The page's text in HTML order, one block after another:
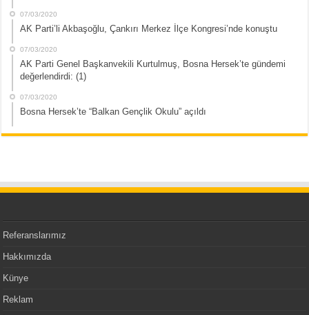
07/03/2020
AK Parti’li Akbaşoğlu, Çankırı Merkez İlçe Kongresi’nde konuştu
07/03/2020
AK Parti Genel Başkanvekili Kurtulmuş, Bosna Hersek’te gündemi
değerlendirdi: (1)
07/03/2020
Bosna Hersek’te “Balkan Gençlik Okulu” açıldı
Referanslarımız
Hakkımızda
Künye
Reklam